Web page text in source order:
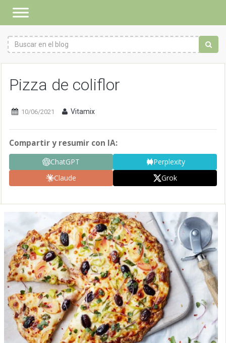
Pizza de coliflor
10/06/2021 Vitamix
Compartir y resumir con IA:
ChatGPT
Perplexity
Claude
Grok